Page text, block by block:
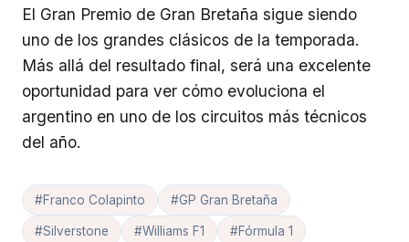
El Gran Premio de Gran Bretaña sigue siendo
uno de los grandes clásicos de la temporada.
Más allá del resultado final, será una excelente
oportunidad para ver cómo evoluciona el
argentino en uno de los circuitos más técnicos
del año.
#Franco Colapinto #GP Gran Bretaña
#Silverstone #Williams F1 #Fórmula 1